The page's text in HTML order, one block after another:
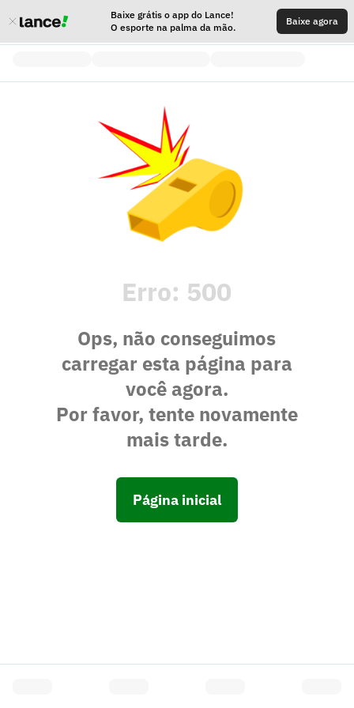
Baixe grátis o app do Lance!
O esporte na palma da mão.
Baixe agora
Erro: 500
Ops, não conseguimos
carregar esta página para
você agora.
Por favor, tente novamente
mais tarde.
Página inicial